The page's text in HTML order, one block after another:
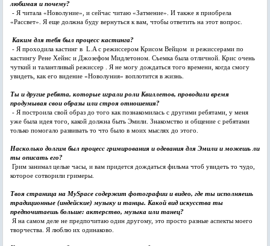
любимая и почему?
- Я читала «Новолуние», и сейчас читаю «Затмение». И также я приобрела
«Рассвет». Я еще должна буду вернуться к вам, чтобы ответить на этот вопрос.
Каким для тебя был процесс кастинга?
- Я проходила кастинг в L.A с режиссером Крисом Вейцом и режиссерами по
кастингу Рене Хейнс и Джозефом Мидлетоном. Съемка была отличной. Крис очень
чуткий и талантливый режиссер . Я не могу дождаться того времени, когда смогу
увидеть, как его видение «Новолуния» воплотится в жизнь.
Ты и другие ребята, которые играли роли Квиллетов, проводили время
продумывая свои образы или строя отношения?
- Я построила свой образ до того как познакомилась с другими ребятами, у меня
уже была идея того, какой должна быть Эмили. Знакомство и общение с ребятами
только помогало развивать то что было в моих мыслях до этого.
Насколько долгим был процесс гримирования и одевания для Эмили и можешь ли
ты описать его?
Грим занимал целые часы, и вам придется дождаться фильма чтоб увидеть то чудо,
которое сотворили гримеры.
Твоя страница на MySpace содержит фотографии и видео, где ты исполняешь
традиционные (индейские) музыку и танцы. Какой вид искусства ты
предпочитаешь больше: актерство, музыка или танец?
Я на самом деле не предпочитаю один другому, это просто разные аспекты моего
творчества. Я люблю их одинаково.